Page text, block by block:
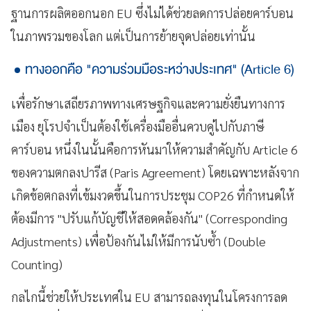
ฐานการผลิตออกนอก EU ซึ่งไม่ได้ช่วยลดการปล่อยคาร์บอน
ในภาพรวมของโลก แต่เป็นการย้ายจุดปล่อยเท่านั้น
ทางออกคือ "ความร่วมมือระหว่างประเทศ" (Article 6)
เพื่อรักษาเสถียรภาพทางเศรษฐกิจและความยั่งยืนทางการ
เมือง ยุโรปจำเป็นต้องใช้เครื่องมืออื่นควบคู่ไปกับภาษี
คาร์บอน หนึ่งในนั้นคือการหันมาให้ความสำคัญกับ Article 6
ของความตกลงปารีส (Paris Agreement) โดยเฉพาะหลังจาก
เกิดข้อตกลงที่เข้มงวดขึ้นในการประชุม COP26 ที่กำหนดให้
ต้องมีการ "ปรับแก้บัญชีให้สอดคล้องกัน" (Corresponding
Adjustments) เพื่อป้องกันไม่ให้มีการนับซ้ำ (Double
Counting)
กลไกนี้ช่วยให้ประเทศใน EU สามารถลงทุนในโครงการลด